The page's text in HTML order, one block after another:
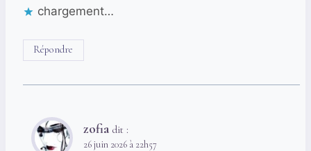
chargement…
Répondre
zofia dit :
26 juin 2026 à 22h57